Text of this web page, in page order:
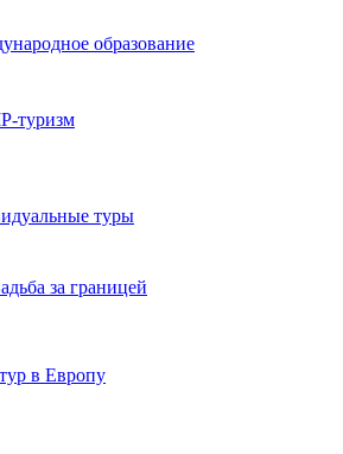
образование
туризм
туры
за границей
в Европу